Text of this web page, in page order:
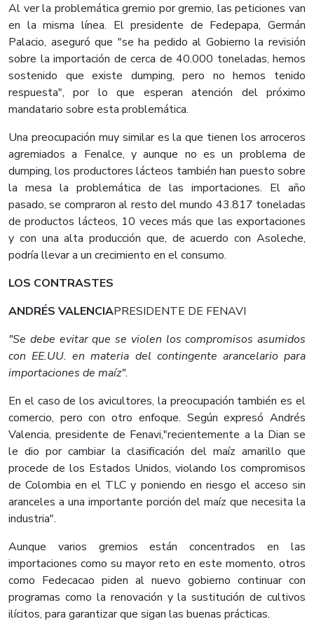
Al ver la problemática gremio por gremio, las peticiones van
en la misma línea. El presidente de Fedepapa, Germán
Palacio, aseguró que "se ha pedido al Gobierno la revisión
sobre la importación de cerca de 40.000 toneladas, hemos
sostenido que existe dumping, pero no hemos tenido
respuesta", por lo que esperan atención del próximo
mandatario sobre esta problemática.
Una preocupación muy similar es la que tienen los arroceros
agremiados a Fenalce, y aunque no es un problema de
dumping, los productores lácteos también han puesto sobre
la mesa la problemática de las importaciones. El año
pasado, se compraron al resto del mundo 43.817 toneladas
de productos lácteos, 10 veces más que las exportaciones
y con una alta producción que, de acuerdo con Asoleche,
podría llevar a un crecimiento en el consumo.
LOS CONTRASTES
ANDRÉS VALENCIAPRESIDENTE DE FENAVI
"Se debe evitar que se violen los compromisos asumidos
con EE.UU. en materia del contingente arancelario para
importaciones de maíz".
En el caso de los avicultores, la preocupación también es el
comercio, pero con otro enfoque. Según expresó Andrés
Valencia, presidente de Fenavi,"recientemente a la Dian se
le dio por cambiar la clasificación del maíz amarillo que
procede de los Estados Unidos, violando los compromisos
de Colombia en el TLC y poniendo en riesgo el acceso sin
aranceles a una importante porción del maíz que necesita la
industria".
Aunque varios gremios están concentrados en las
importaciones como su mayor reto en este momento, otros
como Fedecacao piden al nuevo gobierno continuar con
programas como la renovación y la sustitución de cultivos
ilícitos, para garantizar que sigan las buenas prácticas.